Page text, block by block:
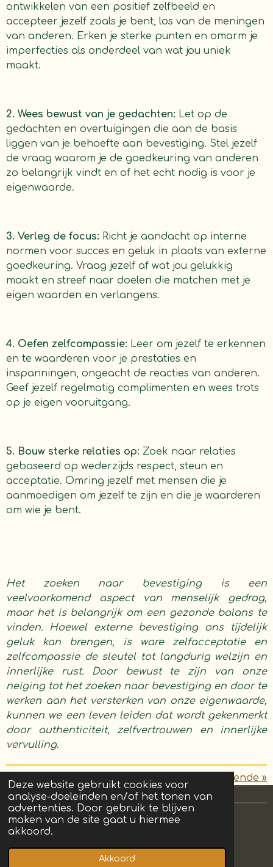
Deze website gebruikt cookies voor
analyse-doeleinden en/of het tonen van
advertenties. Door gebruik te blijven
maken van de site gaat u hiermee
akkoord.
Akkoord
ontwikkelen van een positief zelfbeeld en
accepteer jezelf zoals je bent, los van de meningen
van anderen. Erken je sterke punten en omarm je
imperfecties als onderdeel van wat jou uniek
maakt.
2. Wees bewust van je gedachten: Let op de
gedachten en overtuigingen die aan de basis
liggen van je behoefte aan bevestiging. Stel jezelf
de vraag waarom je de goedkeuring van anderen
zo belangrijk vindt en of het echt nodig is voor je
eigenwaarde.
3. Verleg de focus: Richt je aandacht op interne
normen voor succes en geluk in plaats van externe
goedkeuring. Vraag jezelf af wat jou gelukkig
maakt en streef naar doelen die matchen met je
eigen waarden en verlangens.
4. Oefen zelfcompassie: Leer om jezelf te erkennen
en te waarderen voor je prestaties en
inspanningen, ongeacht de reacties van anderen.
Geef jezelf regelmatig complimenten en wees trots
op je eigen vooruitgang.
5. Bouw sterke relaties op: Zoek naar relaties
gebaseerd op wederzijds respect, steun en
acceptatie. Omring jezelf met mensen die je
aanmoedigen om jezelf te zijn en die je waarderen
om wie je bent.
Het zoeken naar bevestiging is een
veelvoorkomend aspect van menselijk gedrag,
maar het is belangrijk om een gezonde balans te
vinden. Hoewel externe bevestiging ons tijdelijk
geluk kan brengen, is ware zelfacceptatie en
zelfcompassie de sleutel tot langdurig welzijn en
innerlijke rust. Door bewust te zijn van onze
neiging tot het zoeken naar bevestiging en door te
werken aan het versterken van onze eigenwaarde,
kunnen we een leven leiden dat wordt gekenmerkt
door authenticiteit, zelfvertrouwen en innerlijke
vervulling.
« Volgende »
I
F
T
© 2023 - 2026 Bestebrein